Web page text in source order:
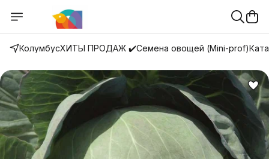
КолумбусХИТЫ ПРОДАЖ ✔️Семена овощей (Mini-prof)